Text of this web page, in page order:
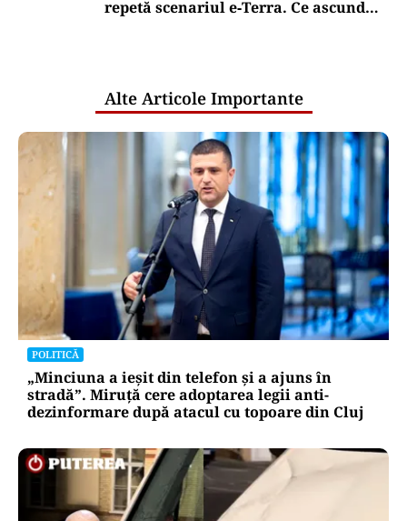
repetă scenariul e‑Terra. Ce ascund
Alte Articole Importante
POLITICĂ
„Minciuna a ieșit din telefon și a ajuns în
stradă”. Miruță cere adoptarea legii anti-
dezinformare după atacul cu topoare din Cluj